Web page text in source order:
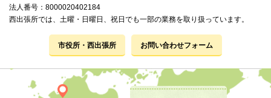
法人番号：8000020402184
西出張所では、土曜・日曜日、祝日でも一部の業務を取り扱っています。
市役所・西出張所 お問い合わせフォーム